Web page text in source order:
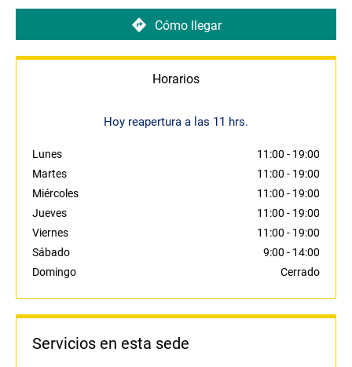
Cómo llegar
Horarios
Hoy reapertura a las 11 hrs.
Lunes 11:00 - 19:00
Martes
11:00 - 19:00
Miércoles
11:00 - 19:00
Jueves
11:00 - 19:00
Viernes
11:00 - 19:00
Sábado
9:00 - 14:00
Domingo
Cerrado
Servicios en esta sede